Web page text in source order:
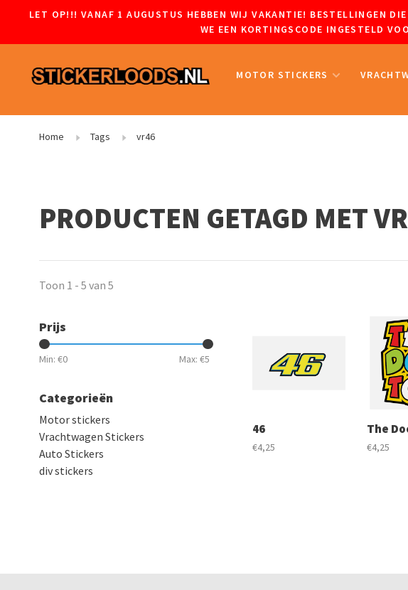
LET OP!!! VANAF 1 AUGUSTUS HEBBEN WIJ VAKANTIE! BESTELLINGEN
WE EEN KORTINGSCODE INGESTELD
MOTOR STICKERS
Home Tags vr46
PRODUCTEN GETAGD MET
Toon 1 - 5 van 5
Prijs
Min: €0 Max: €5
Categorieën
Motor stickers
Vrachtwagen Stickers
Auto Stickers
div stickers
46
€4,25
The
€4,25